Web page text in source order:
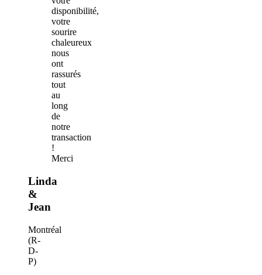
disponibilité,
votre
sourire
chaleureux
nous
ont
rassurés
tout
au
long
de
notre
transaction
!
Merci
Linda
&
Jean
Montréal
(R-
D-
P)